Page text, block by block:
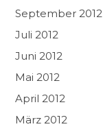
September 2012
Juli 2012
Juni 2012
Mai 2012
April 2012
März 2012